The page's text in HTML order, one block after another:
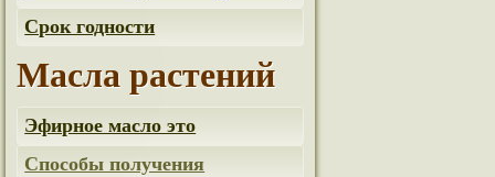
Срок годности
Масла растений
Эфирное масло это
Способы получения